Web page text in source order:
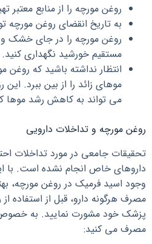
روغن مورچه را از منابع معتبر
به تاریخ انقضای روغن مورچه
روغن مورچه را در جای خشک و
مستقیم خورشید نگهداری کنید.
انتظار نداشته باشید که روغن
موهای زائد را از بین ببرد.
می تواند به کاهش رشد موها
روغن مورچه و تداخلات دارویی
تحقیقات جامعی در مورد تداخلات
داروهای خاص انجام نشده است. با
وجود اسید فرمیک در روغن مورچه،
مصرف هرگونه دارو، قبل از استفاده
پزشک خود مشورت نمایید. به خصوص
مصرف می کنید: